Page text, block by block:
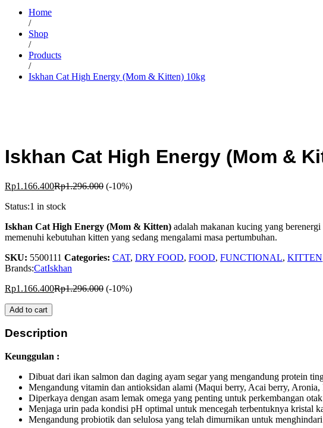
Home
/
Shop
/
Products
/
Iskhan Cat High Energy (Mom & Kitten) 10kg
Iskhan Cat High Energy (Mom &
Rp1.166.400Rp1.296.000 (-10%)
Status:1 in stock
Iskhan Cat High Energy (Mom & Kitten) adalah makanan kucing yang
memenuhi kebutuhan kitten yang sedang mengalami masa pertumbuhan.
SKU: 5500111 Categories: CAT, DRY FOOD, FOOD, FUNCTIONAL, KITTEN
Brands:CatIskhan
Rp1.166.400Rp1.296.000 (-10%)
Add to cart
Description
Keunggulan :
Dibuat dari ikan salmon dan daging ayam segar yang mengandung protein
Mengandung vitamin dan antioksidan alami (Maqui berry, Acai berry,
Diperkaya dengan asam lemak omega yang penting untuk perkembangan
Menjaga urin pada kondisi pH optimal untuk mencegah terbentuknya kristal
Mengandung probiotik dan selulosa yang telah dimurnikan untuk